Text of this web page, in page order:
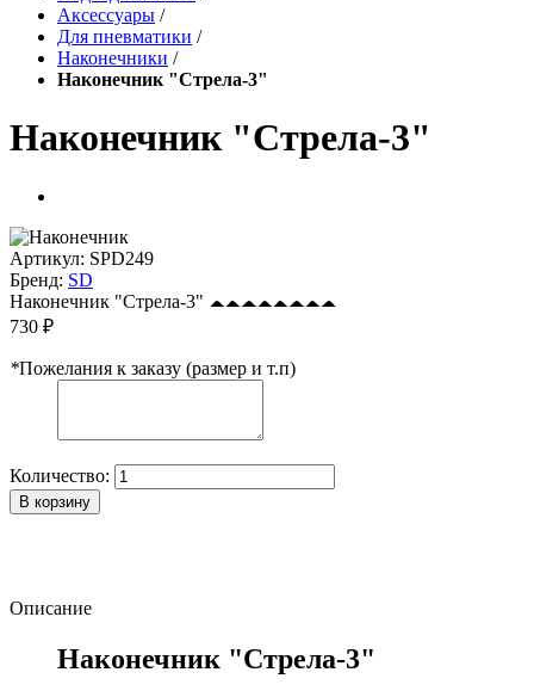
Аксессуары /
Для пневматики /
Наконечники /
Наконечник "Стрела-3"
Наконечник "Стрела-3"
Артикул: SPD249
Бренд: SD
Наконечник "Стрела-3"
730 ₽
*Пожелания к заказу (размер и т.п)
Количество:
В корзину
Описание
Наконечник "Стрела-3"